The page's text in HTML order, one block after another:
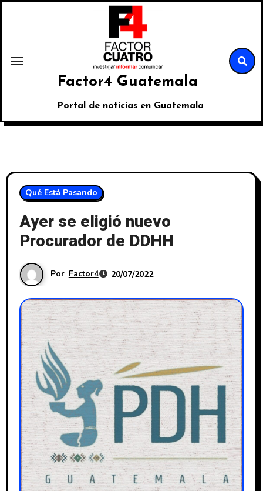
Factor4 Guatemala
Portal de noticias en Guatemala
Qué Está Pasando
Ayer se eligió nuevo
Procurador de DDHH
Por Factor4 20/07/2022